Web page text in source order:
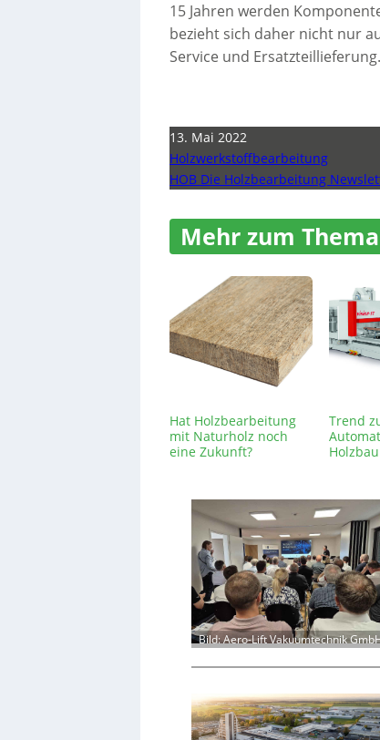
15 Jahren werden
bezieht sich daher nicht nur
Service und Ersatzteillieferung.
13. Mai 2022
Holzwerkstoffbearbeitung
HOB Die Holzbearbeitung
Mehr zum Thema
Hat Holzbearbeitung
mit Naturholz noch
eine Zukunft?
Trend
Holzbau
Bild: Aero-Lift Vakuumtechnik